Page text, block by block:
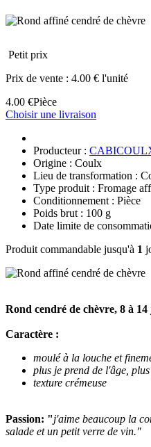
Petit prix
Prix de vente : 4.00 € l'unité
4.00 €Pièce
Choisir une livraison
Producteur :
Origine : Coulx
Lieu de transformation :
Type produit : Fromage
Conditionnement : Pièce
Poids brut : 100 g
Date limite de
Produit commandable jusqu'à 1
Rond cendré de chèvre, 8 à
Caractère :
moulé à la louche et
plus je prend de l'âge,
texture crémeuse
Passion: "j'aime beaucoup la
salade et un petit verre de vin."